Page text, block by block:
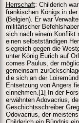
Herrschaft: Childerich
fränkischen Königs in
(Belgien). Er war
militärischer
sich nach einem Konflikt
einen selbstständigen
siegreich gegen die
unter König Eurich auf
comes Paulus, der
gemeinsam
die sich an der
Entsetzung von Angers
einnehmen.[1] In der
erwähnten Adovacrius,
Geschichtsschreiber
Odovacrius, der
Childerich ein Bündnis